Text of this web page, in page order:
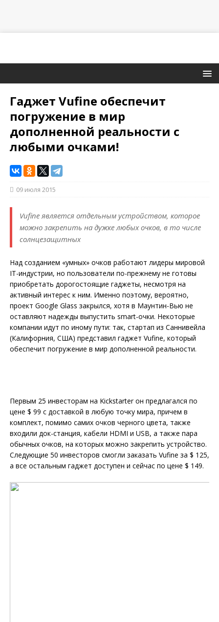
Гаджет Vufine обеспечит
погружение в мир
дополненной реальности с
любыми очками!
09 июля 2015
Vufine является отдельным устройством, которое
можно закрепить на дужке любых очков, в то числе
солнцезащитных
Над созданием «умных» очков работают лидеры мировой
IT-индустрии, но пользователи по-прежнему не готовы
приобретать дорогостоящие гаджеты, несмотря на
активный интерес к ним. Именно поэтому, вероятно,
проект Google Glass закрылся, хотя в Маунтин-Вью не
оставляют надежды выпустить smart-очки. Некоторые
компании идут по иному пути: так, стартап из Саннивейла
(Калифорния, США) представил гаджет Vufine, который
обеспечит погружение в мир дополненной реальности.
Первым 25 инвесторам на Kickstarter он предлагался по
цене $ 99 с доставкой в любую точку мира, причем в
комплект, помимо самих очков черного цвета, также
входили док-станция, кабели HDMI и USB, а также пара
обычных очков, на которых можно закрепить устройство.
Следующие 50 инвесторов смогли заказать Vufine за $ 125,
а все остальным гаджет доступен и сейчас по цене $ 149.